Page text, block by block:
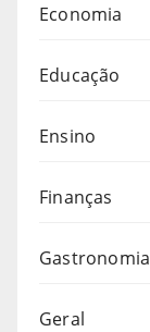
Economia
Educação
Ensino
Finanças
Gastronomia
Geral